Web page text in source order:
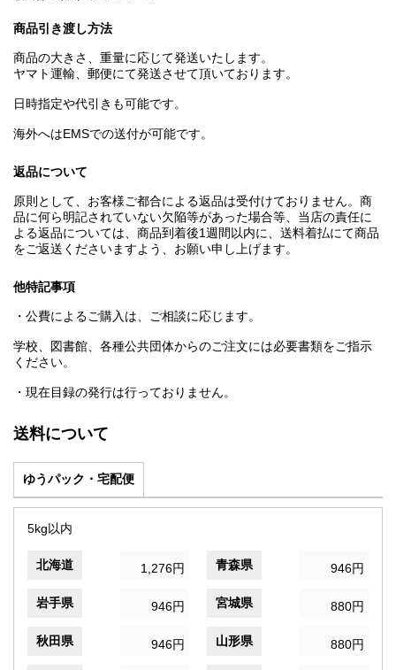
商品引き渡し方法
商品の大きさ、重量に応じて発送いたします。
ヤマト運輸、郵便にて発送させて頂いております。
日時指定や代引きも可能です。
海外へはEMSでの送付が可能です。
返品について
原則として、お客様ご都合による返品は受付けておりません。商
品に何ら明記されていない欠陥等があった場合等、当店の責任に
よる返品については、商品到着後1週間以内に、送料着払にて商品
をご返送くださいますよう、お願い申し上げます。
他特記事項
・公費によるご購入は、ご相談に応じます。
学校、図書館、各種公共団体からのご注文には必要書類をご指示
ください。
・現在目録の発行は行っておりません。
送料について
ゆうパック・宅配便
5kg以内
北海道 1,276円 青森県 946円
岩手県 946円 宮城県 880円
秋田県 946円 山形県 880円